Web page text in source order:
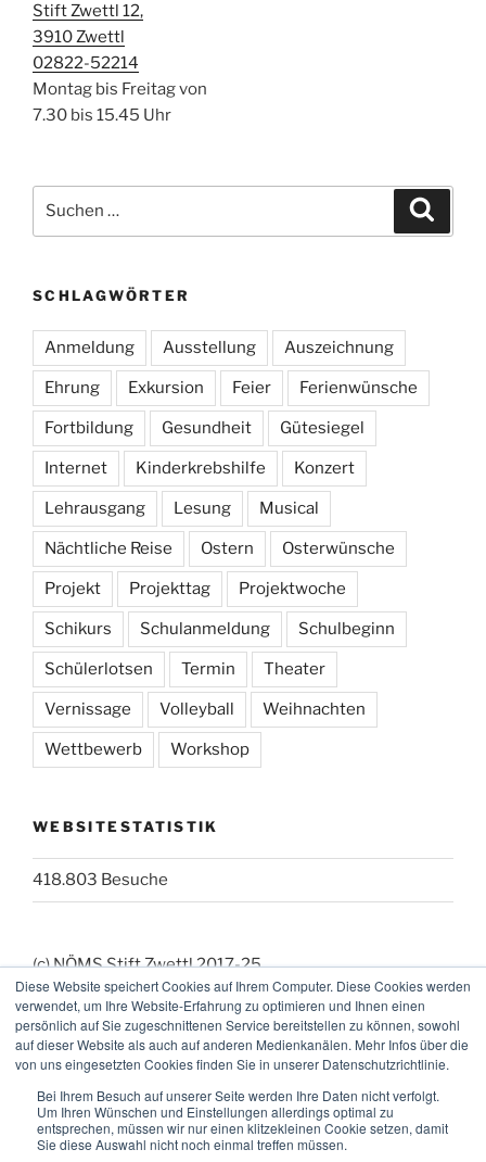
Diese Website speichert Cookies auf Ihrem Computer. Diese Cookies werden
verwendet, um Ihre Website-Erfahrung zu optimieren und Ihnen einen
persönlich auf Sie zugeschnittenen Service bereitstellen zu können, sowohl
auf dieser Website als auch auf anderen Medienkanälen. Mehr Infos über die
von uns eingesetzten Cookies finden Sie in unserer Datenschutzrichtlinie.
Bei Ihrem Besuch auf unserer Seite werden Ihre Daten nicht verfolgt.
Um Ihren Wünschen und Einstellungen allerdings optimal zu
entsprechen, müssen wir nur einen klitzekleinen Cookie setzen, damit
Sie diese Auswahl nicht noch einmal treffen müssen.
Stift Zwettl 12,
3910 Zwettl
02822-52214
Montag bis Freitag von
7.30 bis 15.45 Uhr
nach:
SCHLAGWÖRTER
Anmeldung Ausstellung Auszeichnung
Ehrung Exkursion Feier Ferienwünsche
Fortbildung Gesundheit Gütesiegel
Internet Kinderkrebshilfe Konzert
Lehrausgang Lesung Musical
Nächtliche Reise Ostern Osterwünsche
Projekt Projekttag Projektwoche
Schikurs Schulanmeldung Schulbeginn
Schülerlotsen Termin Theater
Vernissage Volleyball Weihnachten
Wettbewerb Workshop
WEBSITESTATISTIK
418.803 Besuche
(c) NÖMS Stift Zwettl 2017-25
(_:_) Webmaster: KK
FacebookInstagram
E-